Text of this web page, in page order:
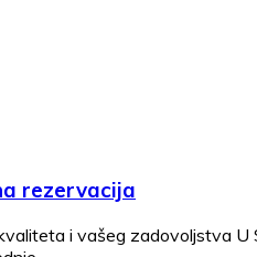
rezervacija
i vašeg zadovoljstva